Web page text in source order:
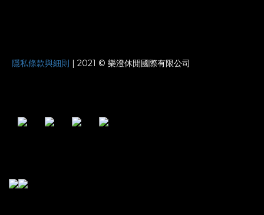
隱私條款與細則 | 2021 © 樂澄休閒國際有限公司